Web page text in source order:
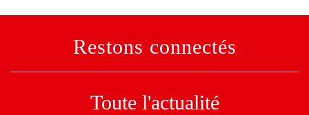
Restons connectés
Toute l'actualité